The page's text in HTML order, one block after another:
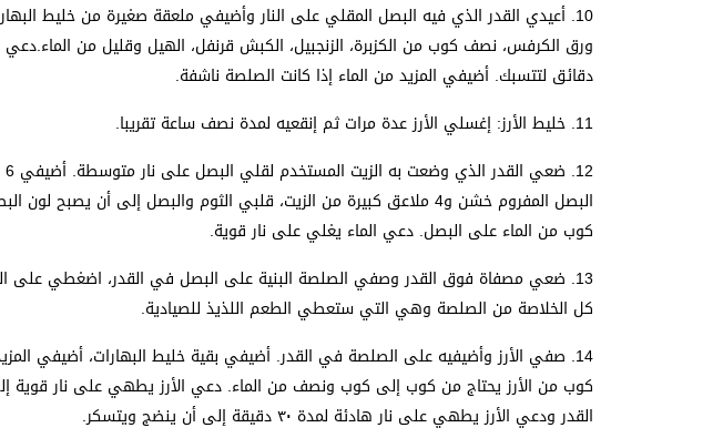
ورق الكرفس، نصف كوب من الكزبرة، الزنجبيل، الكبش قرنفل، الهيل وقليل من
دقائق لتتسبك. أضيفي المزيد من الماء إذا كانت الصلصة ناشفة.
11. خليط الأرز: إغسلي الأرز عدة مرات ثم إنقعيه لمدة نصف ساعة تقريبا.
12.
كوب من الماء على البصل. دعي الماء يغلي على نار قوية.
13. ضعي مصفاة فوق القدر وصفي الصلصة البنية على البصل في القدر، اضغطي على
كل الخلاصة من الصلصة وهي التي ستعطي الطعم اللذيذ للصيادية.
14. صفي الأرز وأضيفيه على الصلصة في القدر. أضيفي بقية خليط البهارات، أضيفي
كوب من الأرز يحتاج من كوب إلى كوب ونصف من الماء. دعي الأرز يطهي على نار
القدر ودعي الأرز يطهي على نار هادئة لمدة ٣٠ دقيقة إلى أن ينضج ويتسكر.